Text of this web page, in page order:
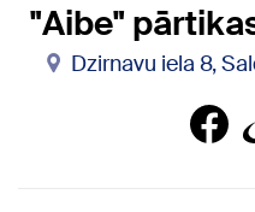
"Aibe"
Dzirnavu iela 8,